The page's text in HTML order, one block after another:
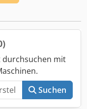
durchsuchen mit
Suchen